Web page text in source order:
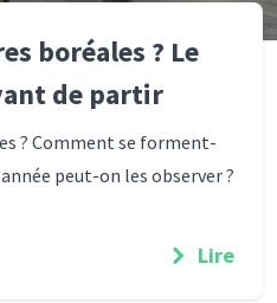
boréales ? Le
de partir
? Comment se forment-
peut-on les observer ?
Lire